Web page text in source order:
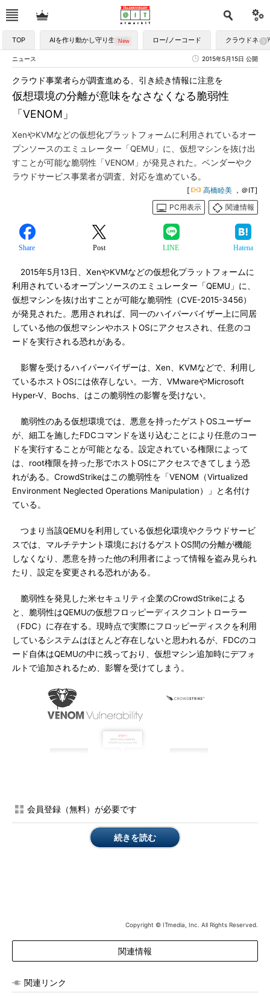
TOP AIを作り動かし守り生かす ロー/ノーコード クラウドネイ
ニュース 2015年5月15日 公開
仮想環境の分離が意味をなさなくなる脆弱性
「VENOM」
クラウド事業者らが調査進める、引き続き情報に注意を
XenやKVMなどの仮想化プラットフォームに利用されているオー
プンソースのエミュレーター「QEMU」に、仮想マシンを抜け出
すことが可能な脆弱性「VENOM」が発見された。ベンダーやク
ラウドサービス事業者が調査、対応を進めている。
[ 高橋睦美 ，＠IT]
PC用表示
関連情報
Share Post LINE Hatena
2015年5月13日、XenやKVMなどの仮想化プラットフォームに
利用されているオープンソースのエミュレーター「QEMU」に、
仮想マシンを抜け出すことが可能な脆弱性（CVE-2015-3456）
が発見された。悪用されれば、同一のハイパーバイザー上に同居
している他の仮想マシンやホストOSにアクセスされ、任意のコ
ードを実行される恐れがある。
影響を受けるハイパーバイザーは、Xen、KVMなどで、利用し
ているホストOSには依存しない。一方、VMwareやMicrosoft
Hyper-V、Bochs、はこの脆弱性の影響を受けない。
脆弱性のある仮想環境では、悪意を持ったゲストOSユーザー
が、細工を施したFDCコマンドを送り込むことにより任意のコー
ドを実行することが可能となる。設定されている権限によって
は、root権限を持った形でホストOSにアクセスできてしまう恐
れがある。CrowdStrikeはこの脆弱性を「VENOM（Virtualized
Environment Neglected Operations Manipulation）」と名付け
ている。
つまり当該QEMUを利用している仮想化環境やクラウドサービ
スでは、マルチテナント環境におけるゲストOS間の分離が機能
しなくなり、悪意を持った他の利用者によって情報を盗み見られ
たり、設定を変更される恐れがある。
脆弱性を発見した米セキュリティ企業のCrowdStrikeによる
と、脆弱性はQEMUの仮想フロッピーディスクコントローラー
（FDC）に存在する。現時点で実際にフロッピーディスクを利用
しているシステムはほとんど存在しないと思われるが、FDCのコ
ード自体はQEMUの中に残っており、仮想マシン追加時にデフォ
ルトで追加されるため、影響を受けてしまう。
CrowdStrikeが公表したVENOMを悪用した攻撃のイメージ
VENOMの影響範囲は？ 調査進める事業者各社
影響を受けるプロダクトやサービスは、「Xenなどを用いて自
社で運用している仮想環境」「パブリッククラウドサービス」
会員登録（無料）が必要です
続きを読む
Copyright © ITmedia, Inc. All Rights Reserved.
関連情報
関連リンク